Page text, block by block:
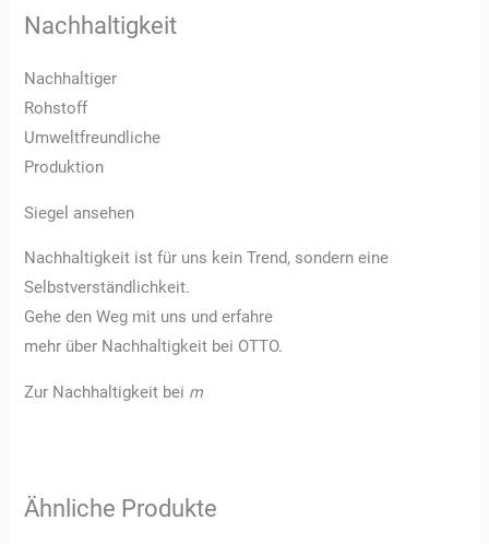
Nachhaltigkeit
Nachhaltiger
Rohstoff
Umweltfreundliche
Produktion
Siegel ansehen
Nachhaltigkeit ist für uns kein Trend, sondern eine
Selbstverständlichkeit.
Gehe den Weg mit uns und erfahre
mehr über Nachhaltigkeit bei OTTO.
Zur Nachhaltigkeit bei m
Ähnliche Produkte